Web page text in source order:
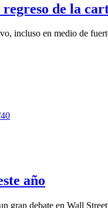
de la
incluso en medio de
año
gran debate en Wall